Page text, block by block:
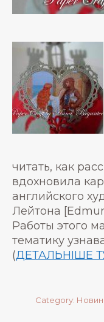
читать, как
вдохновила
английского
Лейтона
Работы этого
тематику
(ДЕТАЛЬНІШЕ
Category: